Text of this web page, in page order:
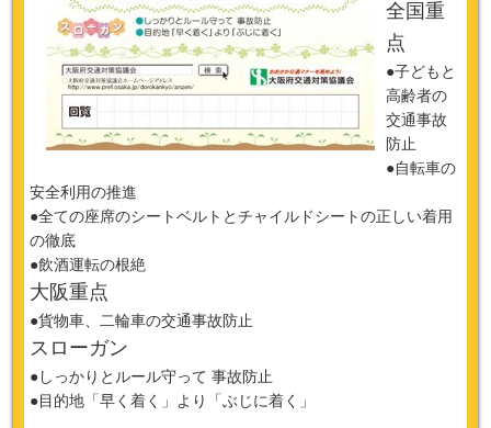
全国重
点
●子どもと
高齢者の
交通事故
防止
●自転車の
安全利用の推進
●全ての座席のシートベルトとチャイルドシートの正しい着用
の徹底
●飲酒運転の根絶
大阪重点
●貨物車、二輪車の交通事故防止
スローガン
●しっかりとルール守って 事故防止
●目的地「早く着く」より「ぶじに着く」